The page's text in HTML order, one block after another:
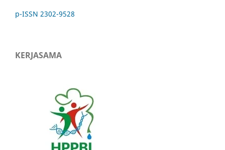
p-ISSN 2302-9528
KERJASAMA